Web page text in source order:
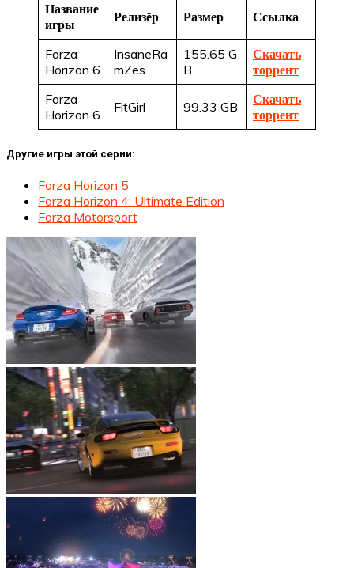
Название
игры
Релизёр Размер Ссылка
Forza
Horizon 6
InsaneRa
mZes
155.65 G
B
Скачать
торрент
Forza
Horizon 6
FitGirl 99.33 GB
Скачать
торрент
Другие игры этой серии:
Forza Horizon 5
Forza Horizon 4: Ultimate Edition
Forza Motorsport